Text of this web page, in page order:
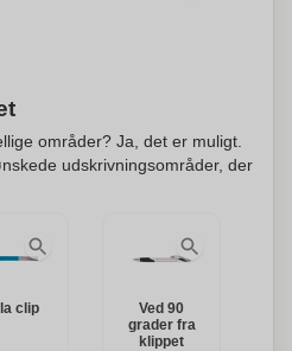
områder? Ja, det er muligt.
udskrivningsområder, der
clip
Ved 90
grader fra
klippet